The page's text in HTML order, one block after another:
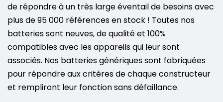
de répondre à un très large éventail de besoins avec
plus de 95 000 références en stock ! Toutes nos
batteries sont neuves, de qualité et 100%
compatibles avec les appareils qui leur sont
associés. Nos batteries génériques sont fabriquées
pour répondre aux critères de chaque constructeur
et rempliront leur fonction sans défaillance.